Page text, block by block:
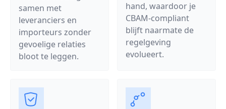
samen met
leveranciers en
importeurs zonder
gevoelige relaties
bloot te leggen.
hand, waardoor je
CBAM-compliant
blijft naarmate de
regelgeving
evolueert.